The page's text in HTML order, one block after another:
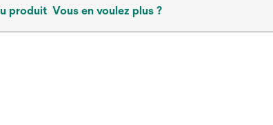
produit Vous en voulez plus ?